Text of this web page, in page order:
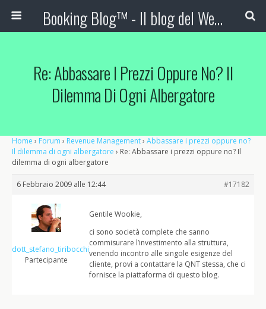
Booking Blog™ - Il blog del Web Marketing Turistico
Re: Abbassare I Prezzi Oppure No? Il
Dilemma Di Ogni Albergatore
Home › Forum › Revenue Management› Abbassare i prezzi oppure no?
Il dilemma di ogni albergatore › Re: Abbassare i prezzi oppure no? Il
dilemma di ogni albergatore
6 Febbraio 2009 alle 12:44 #17182
dott_stefano_tiribocchi
Partecipante
Gentile Wookie,
ci sono società complete che sanno
commisurare l’investimento alla struttura,
venendo incontro alle singole esigenze del
cliente, provi a contattare la QNT stessa, che ci
fornisce la piattaforma di questo blog.